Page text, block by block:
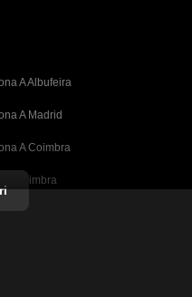
A Albufeira
A Madrid
A Coimbra
A Coimbra